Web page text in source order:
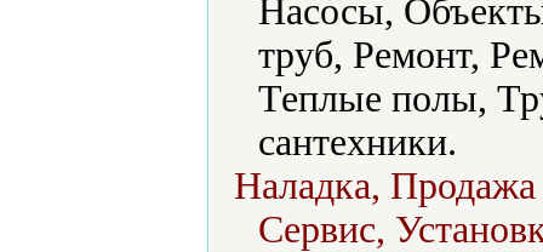
Насосы,
труб, Ремонт,
Теплые полы,
сантехники.
Наладка, Продажа
Сервис,